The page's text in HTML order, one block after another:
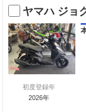
ヤマハ ジ
初度登録年
2026年